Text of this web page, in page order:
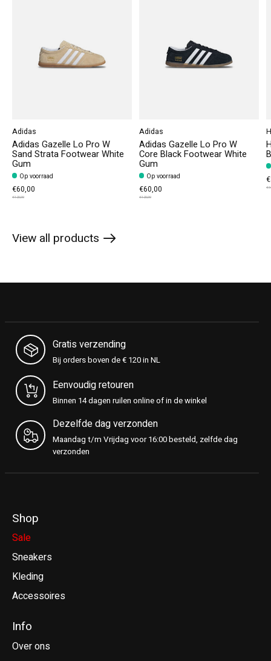
Adidas
Adidas Gazelle Lo Pro W
Sand Strata Footwear White
Gum
Op voorraad
€60,00
€120,00
Adidas
Adidas Gazelle Lo Pro W
Core Black Footwear White
Gum
Op voorraad
€60,00
€120,00
View all products
Gratis verzending
Bij orders boven de € 120 in NL
Eenvoudig retouren
Binnen 14 dagen ruilen online of in de winkel
Dezelfde dag verzonden
Maandag t/m Vrijdag voor 16:00 besteld, zelfde dag
verzonden
Shop
Sale
Sneakers
Kleding
Accessoires
Info
Over ons